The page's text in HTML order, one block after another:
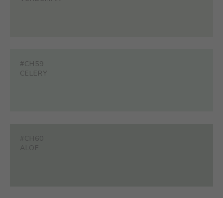
#CH59
CELERY
#CH60
ALOE